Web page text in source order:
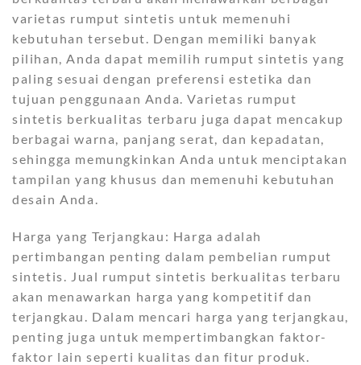
varietas rumput sintetis untuk memenuhi
kebutuhan tersebut. Dengan memiliki banyak
pilihan, Anda dapat memilih rumput sintetis yang
paling sesuai dengan preferensi estetika dan
tujuan penggunaan Anda. Varietas rumput
sintetis berkualitas terbaru juga dapat mencakup
berbagai warna, panjang serat, dan kepadatan,
sehingga memungkinkan Anda untuk menciptakan
tampilan yang khusus dan memenuhi kebutuhan
desain Anda.
Harga yang Terjangkau: Harga adalah
pertimbangan penting dalam pembelian rumput
sintetis. Jual rumput sintetis berkualitas terbaru
akan menawarkan harga yang kompetitif dan
terjangkau. Dalam mencari harga yang terjangkau,
penting juga untuk mempertimbangkan faktor-
faktor lain seperti kualitas dan fitur produk.